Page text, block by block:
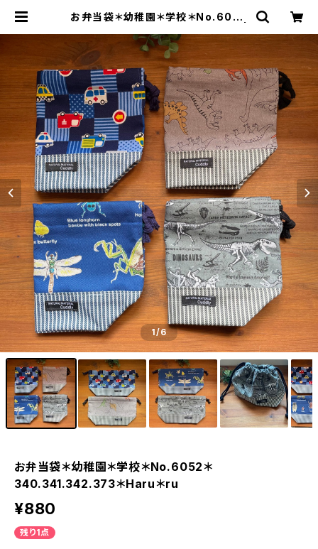
お弁当袋＊幼稚園＊学校＊No.6052
zakka Rainbow
1/6
お弁当袋＊幼稚園＊学校＊No.6052＊
340.341.342.373＊Haru＊ru
¥880
残り1点